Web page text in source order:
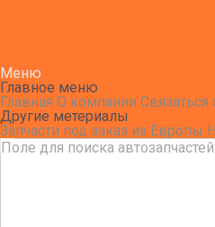
Меню
Главное меню
Главная О компании Связаться
Другие метериалы
Запчасти под заказ из Европы